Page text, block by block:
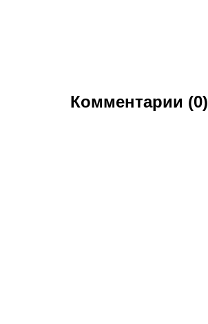
Комментарии (0)